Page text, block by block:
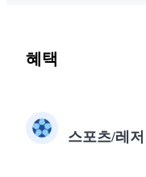
혜택
스포츠/레저